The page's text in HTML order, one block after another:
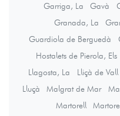
Garriga, La
Gavà
Granada, La
Guardiola de Berguedà
Hostalets de Pierola, Els
Llagosta, La
Lliçà de Vall
Lluçà
Malgrat de Mar
Martorell